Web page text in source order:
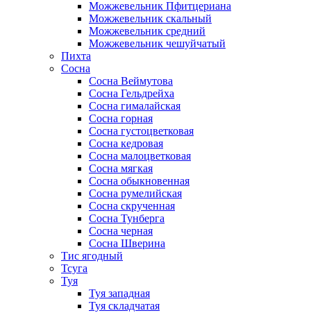
Можжевельник Пфитцериана
Можжевельник скальный
Можжевельник средний
Можжевельник чешуйчатый
Пихта
Сосна
Сосна Веймутова
Сосна Гельдрейха
Сосна гималайская
Сосна горная
Сосна густоцветковая
Сосна кедровая
Сосна малоцветковая
Сосна мягкая
Сосна обыкновенная
Сосна румелийская
Сосна скрученная
Сосна Тунберга
Сосна черная
Сосна Шверина
Тис ягодный
Тсуга
Туя
Туя западная
Туя складчатая